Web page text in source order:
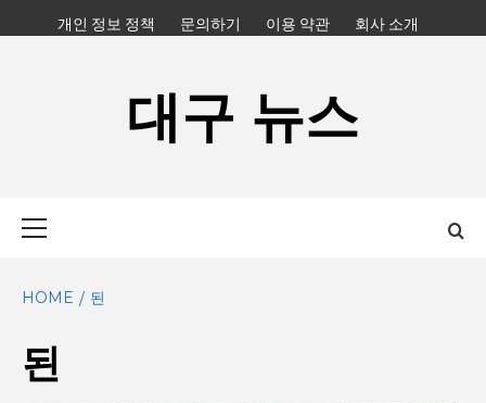
to
개인 정보 정책 문의하기 이용 약관 회사 소개
대구 뉴스
HOME 된
된